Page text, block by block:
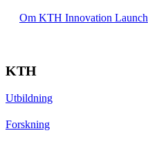
Om KTH Innovation Launch
KTH
Utbildning
Forskning